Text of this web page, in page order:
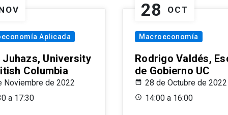
Aplicada
Juhazs, University
Columbia
Noviembre de 2022
a 17:30
28 OCT
Macroeconomía
Rodrigo Valdés,
de Gobierno UC
28 de Octubre de 2022
14:00 a 16:00